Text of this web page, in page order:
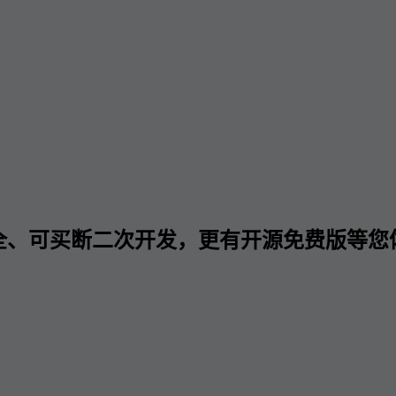
可买断二次开发，更有开源免费版等您